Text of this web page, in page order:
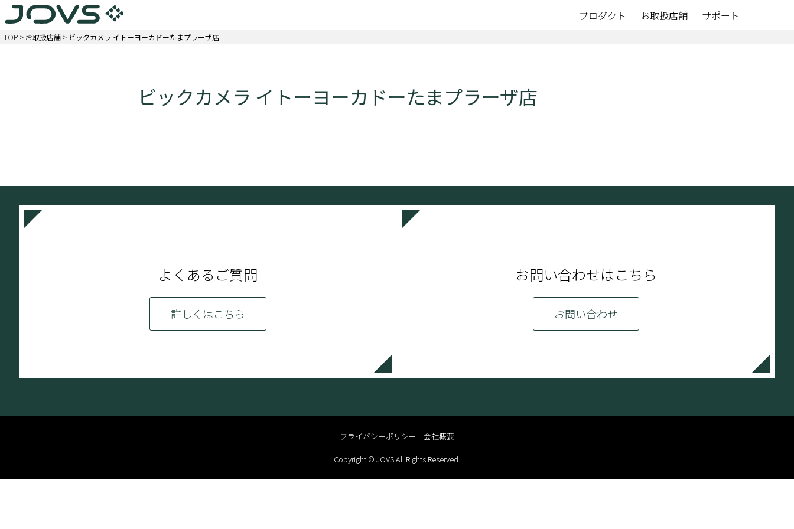
プロダクト お取扱店舗 サポート
TOP > お取扱店舗 > ビックカメラ イトーヨーカドーたまプラーザ店
ビックカメラ イトーヨーカドーたまプラーザ店
よくあるご質問
詳しくはこちら
お問い合わせはこちら
お問い合わせ
プライバシーポリシー 会社概要
Copyright © JOVS All Rights Reserved.